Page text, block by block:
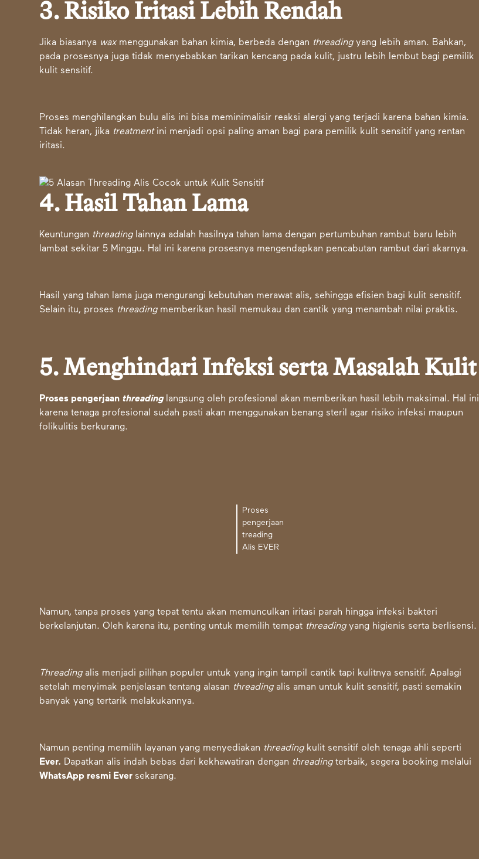
3. Risiko Iritasi Lebih Rendah
Jika biasanya waxmenggunakan bahan kimia, berbeda dengan threadingyang lebih aman. Bahkan,
pada prosesnya juga tidak menyebabkan tarikan kencang pada kulit, justru lebih lembut bagi pemilik
kulit sensitif.
Proses menghilangkan bulu alis ini bisa meminimalisir reaksi alergi yang terjadi karena bahan kimia.
Tidak heran, jika treatmentini menjadi opsi paling aman bagi para pemilik kulit sensitif yang rentan
iritasi.
4. Hasil Tahan Lama
Keuntungan threadinglainnya adalah hasilnya tahan lama dengan pertumbuhan rambut baru lebih
lambat sekitar 5 Minggu. Hal ini karena prosesnya mengendapkan pencabutan rambut dari akarnya.
Hasil yang tahan lama juga mengurangi kebutuhan merawat alis, sehingga efisien bagi kulit sensitif.
Selain itu, proses threadingmemberikan hasil memukau dan cantik yang menambah nilai praktis.
5. Menghindari Infeksi serta Masalah Kulit
Proses pengerjaan threading langsung oleh profesional akan memberikan hasil lebih maksimal. Hal ini
karena tenaga profesional sudah pasti akan menggunakan benang steril agar risiko infeksi maupun
folikulitis berkurang.
Proses
pengerjaan
treading
Alis EVER
Namun, tanpa proses yang tepat tentu akan memunculkan iritasi parah hingga infeksi bakteri
berkelanjutan. Oleh karena itu, penting untuk memilih tempat threadingyang higienis serta berlisensi.
Threadingalis menjadi pilihan populer untuk yang ingin tampil cantik tapi kulitnya sensitif. Apalagi
setelah menyimak penjelasan tentang alasan threadingalis aman untuk kulit sensitif, pasti semakin
banyak yang tertarik melakukannya.
Namun penting memilih layanan yang menyediakan threadingkulit sensitif oleh tenaga ahli seperti
Ever. Dapatkan alis indah bebas dari kekhawatiran dengan threadingterbaik, segera booking melalui
WhatsApp resmi Ever sekarang.